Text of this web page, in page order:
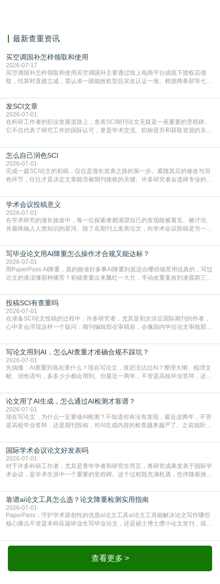
最新查重资讯
买空调国补怎样领取和使用
2026-07-17
买空调国补怎样领取和使用买空调国补主要通过线上电商平台或线下授权店领
取，结算时直接立减‌，需认准一级能效机型且实名认证一致。根据商务部等七部
能领到补贴首选‌京东APP‌搜索专属口令(如【家电补贴1637】、【国补立省
4949】等，口令会随活动更新，以页面显示为准)进入补贴专场。淘宝/天猫也可
复制粘贴【8$FKFGgJq
发SCI文章
2026-07-01
在科研工作者的职业发展道路上，发表SCI期刊论文无疑是一座重要的里程碑。
它不仅代表了研究工作的国际认可，更是学术交流、职称晋升和获取资源的关键
战与困惑。从选题立意到投稿回应，每一步都需要精心的策略与扎实的工作。本
篇AEIC学术交流中心小编就为大家介绍“发SCI文章”。一、精准定位是成功的第
一步发表SCI文章，首要解决的问题是“投
怎么自己润色SCI
2026-07-01
完成一篇SCI论文的初稿，仅仅是漫长发表之路的第一步。紧随其后的修改与润
色环节，往往才是决定文章能否被期刊接收的关键。许多研究者会选择专业的语
质量，更能在此过程中深化对学术写作的理解。如何系统、高效地打磨自己的论
文，使其在语言和学术表达上更符合国际期刊的要求，是每位研究者值得投入学
习的技能。本篇AEIC学术交流中心小编就为大家介
学术会议投稿意义
2026-07-01
在学术研究的漫长旅途中，每一位探索者都渴望自己的发现能被看见、被讨论、
并最终融入人类知识的星河。除了在期刊上发表论文，向学术会议投稿是另一个
广阔学术天地的大门，连接着个体研究与社会网络。本篇AEIC学术交流中心小编
就为大家介绍“学术会议投稿意义”。一、加速研究成果的传播与反馈学术会议通
常具有周期短、时效性强的特点。相比期刊漫长的
写毕业论文用AI降重怎么操作才合规又能达标？
2026-07-01
用PaperPass AI降重，真的能省好多事AI降重到底适合哪些场景用说真的，写过
论文的谁没懂那种痛苦？初稿查重出来飘红一大片，手动改重复改到凌晨两三
到秃头。这时候靠谱的AI降重真的就是救命稻草，选对工具，半天就能搞定你两
三天都做不完的事。不是所有人都需要用AI降重，但如果你符合下面这些场景，
真的可以试试：初稿写完重复率远超要
投稿SCI有查重吗
2026-07-01
在准备SCI论文投稿的过程中，许多研究者，尤其是初次涉足国际期刊的作者，
心中常会浮现这样一个疑问：期刊编辑部在审稿前，会像国内学位论文审核那
论文的初审通过率。实际上，SCI期刊对重复内容的审查是严谨投稿流程中不可
或缺的一环。本篇AEIC学术交流中心小编就为大家介绍“投稿SCI有查重吗”。
一、查重是标准流程答案是明确的：绝大多数S
写论文用到AI，怎么AI查重才准确合规不踩坑？
2026-07-01
先搞懂：AI查重到底在查什么？现在写论文，谁还没沾过AI？整理大纲、梳理文
献、润色语句，多多少少都会用到。但最近一两年，不管是高校毕业答辩，还是
须加做AI查重。很多人分不清，AI查重和普通查重到底有啥区别？这里说透：普
通查重查的是你的文字和已公开文献的重复比例，防的是抄袭；AI查重查的是你
的内容里，有多少是AI生成的，防的是过
论文用了AI生成，怎么通过AI检测才靠谱？
2026-07-01
现在写论文，为什么一定要做AI检测？不知道你有没有发现，最近这两年，不管
是高校毕业答辩，还是期刊投稿，对AI生成内容的检查越来越严了。之前就听身
要求修改，还差点被判定学术不规范，真的太冤了。现在国内多数高校和核心期
刊，都已经明确出台了相关规定：如果使用AI生成内容辅助写作，必须明确标
注，未标注的AI生成内容会被认定为不符合学
国际学术会议论文好发表吗
2026-07-01
对于许多科研工作者，尤其是青年学者和研究生而言，将研究成果发表于国际学
术会议，是学术生涯中一个重要的里程碑。这个过程既充满机遇，也伴随着挑
疑问：国际学术会议论文到底好不好发表？其价值和难度究竟如何衡量。本篇
AEIC学术交流中心小编就为大家介绍“国际学术会议论文好发表吗”。一、会议论
文发表的相对优势与期刊论文相比，国际会议论文的发
靠谱ai论文工具怎么选？论文降重检测实用指南
2026-07-01
PaperPass：守护学术原创性的优质ai论文工具ai论文工具能解决论文写作哪些
核心痛点不管是本科应届毕业生写毕业论文，还是硕士博士攒小论文发刊，或是
自己逐句读逐句改，熬好几个大夜不说，还经常改不到点上，交上去才发现重复
率超标，再返工太折腾。现在有了成熟的ai论文工具，这些痛点基本都能高效解
决。靠谱的ai论文工具，不止能帮你梳查看更多 >